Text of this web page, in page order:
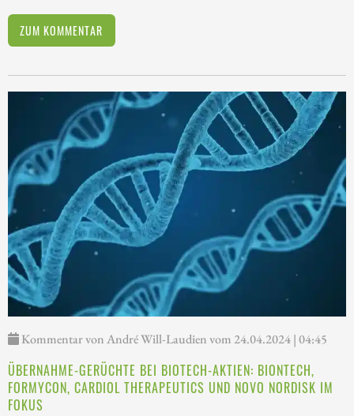
ZUM KOMMENTAR
Kommentar von André Will-Laudien vom 24.04.2024 | 04:45
ÜBERNAHME-GERÜCHTE BEI BIOTECH-AKTIEN: BIONTECH,
FORMYCON, CARDIOL THERAPEUTICS UND NOVO NORDISK IM
FOKUS